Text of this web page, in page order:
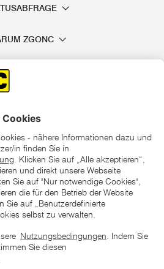
ZGONC
niedrigste von uns in den letzten 30
Beginn dieser Aktion verlangte Preis
Preisen auf dieser Website sind die
zu verstehen